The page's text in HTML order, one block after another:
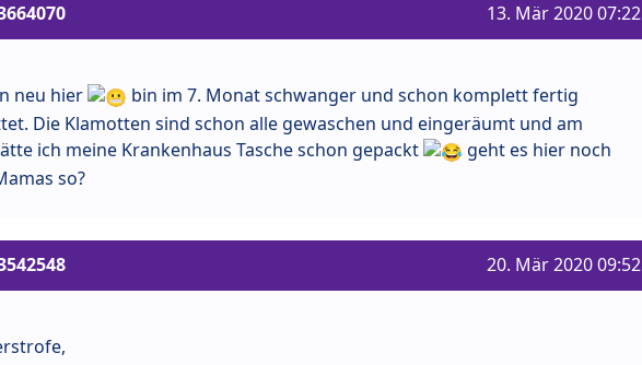
13. Mär 2020 07:22
neu hier
bin im 7. Monat schwanger und schon komplett fertig
Die Klamotten sind schon alle gewaschen und eingeräumt und am
ich meine Krankenhaus Tasche schon gepackt
geht es hier noch
so?
20. Mär 2020 09:52